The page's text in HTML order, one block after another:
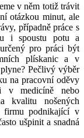
v něm totiž trávit
otázkou minut, ale
případně práce s
i spoustu potu a
pro práci být
plískanic a v
Pečlivý výběr
na pracovní oděvy
v medicíně nebo
kvalitu nošených
firmu podnikající v
ušpinit a snadná